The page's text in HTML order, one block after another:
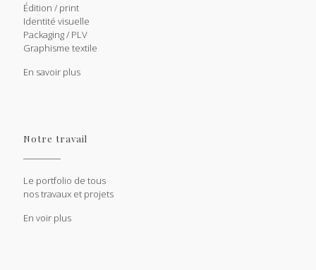
Édition / print
Identité visuelle
Packaging / PLV
Graphisme textile
En savoir plus
Notre travail
Le portfolio de tous
nos travaux et projets
En voir plus